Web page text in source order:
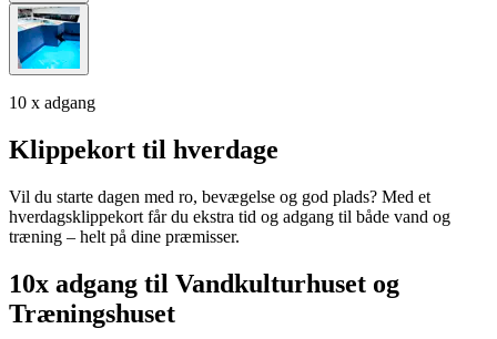
10 x adgang
Klippekort til hverdage
Vil du starte dagen med ro, bevægelse og god plads? Med et
hverdagsklippekort får du ekstra tid og adgang til både vand og
træning – helt på dine præmisser.
10x adgang til Vandkulturhuset og
Træningshuset